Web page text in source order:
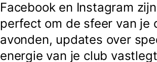
Facebook en Instagram
perfect om de sfeer van je
avonden, updates over
energie van je club